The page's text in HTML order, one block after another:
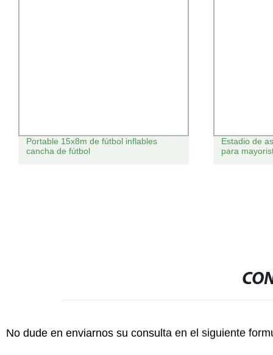
Estadio de asientos con alta calidad
para mayoristas
Precio de
25mm/
No dude en enviarnos su consulta en el siguiente